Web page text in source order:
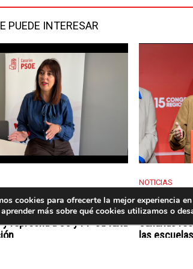
PUEDE INTERESAR
destaca la inversión del
España en alojamiento
reprocha a CC y PP su falta
NOTICIAS
El PSOE
lucha
Canarias
las
cookies para ofrecerte la mejor experiencia
aprender más sobre qué cookies utilizamos o